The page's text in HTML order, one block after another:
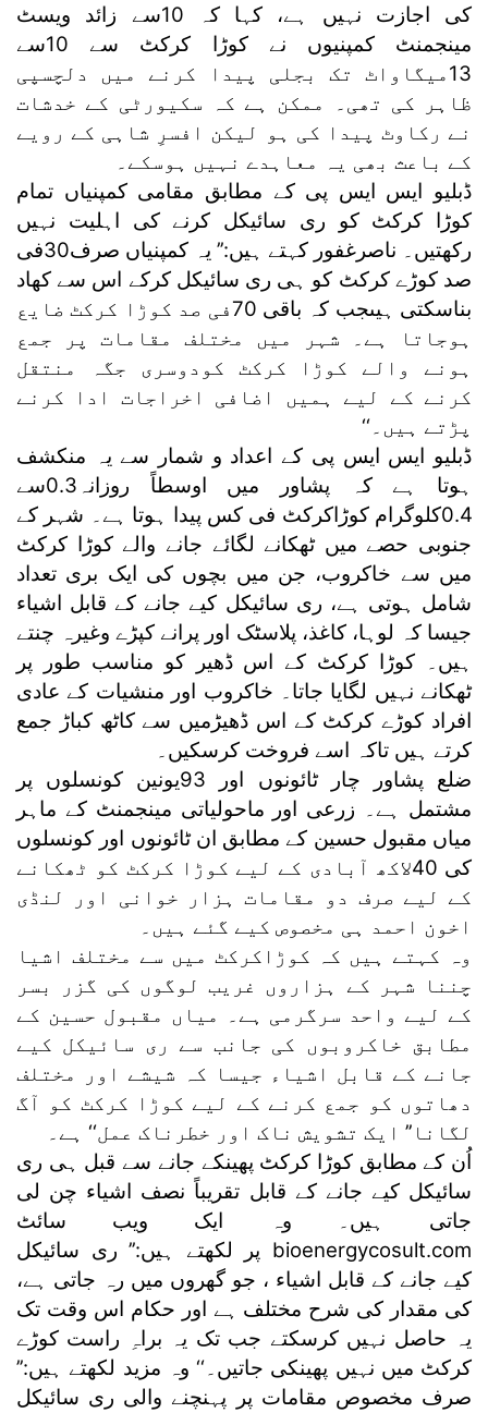
کی اجازت نہیں ہے، کہا کہ 10سے زائد ویسٹ
مینجمنٹ کمپنیوں نے کوڑا کرکٹ سے 10سے
13میگاواٹ تک بجلی پیدا کرنے میں دلچسپی
ظاہر کی تھی۔ ممکن ہے کہ سکیورٹی کے خدشات
نے رکاوٹ پیدا کی ہو لیکن افسرِ شاہی کے رویے
کے باعث بھی یہ معاہدے نہیں ہوسکے۔
ڈبلیو ایس ایس پی کے مطابق مقامی کمپنیاں تمام
کوڑا کرکٹ کو ری سائیکل کرنے کی اہلیت نہیں
رکھتیں۔ ناصرغفور کہتے ہیں:’’ یہ کمپنیاں صرف30فی
صد کوڑے کرکٹ کو ہی ری سائیکل کرکے اس سے کھاد
بناسکتی ہیںجب کہ باقی 70فی صد کوڑا کرکٹ ضایع
ہوجاتا ہے۔ شہر میں مختلف مقامات پر جمع
ہونے والے کوڑا کرکٹ کودوسری جگہ منتقل
کرنے کے لیے ہمیں اضافی اخراجات ادا کرنے
پڑتے ہیں۔‘‘
ڈبلیو ایس ایس پی کے اعداد و شمار سے یہ منکشف
ہوتا ہے کہ پشاور میں اوسطاً روزانہ0.3سے
0.4کلوگرام کوڑاکرکٹ فی کس پیدا ہوتا ہے۔ شہر کے
جنوبی حصے میں ٹھکانے لگائے جانے والے کوڑا کرکٹ
میں سے خاکروب، جن میں بچوں کی ایک بری تعداد
شامل ہوتی ہے، ری سائیکل کیے جانے کے قابل اشیاء
جیسا کہ لوہا، کاغذ، پلاسٹک اور پرانے کپڑے وغیرہ چنتے
ہیں۔ کوڑا کرکٹ کے اس ڈھیر کو مناسب طور پر
ٹھکانے نہیں لگایا جاتا۔ خاکروب اور منشیات کے عادی
افراد کوڑے کرکٹ کے اس ڈھیڑمیں سے کاٹھ کباڑ جمع
کرتے ہیں تاکہ اسے فروخت کرسکیں۔
ضلع پشاور چار ٹائونوں اور 93یونین کونسلوں پر
مشتمل ہے۔ زرعی اور ماحولیاتی مینجمنٹ کے ماہر
میاں مقبول حسین کے مطابق ان ٹائونوں اور کونسلوں
کی 40لاکھ آبادی کے لیے کوڑا کرکٹ کو ٹھکانے
کے لیے صرف دو مقامات ہزار خوانی اور لنڈی
اخون احمد ہی مخصوص کیے گئے ہیں۔
وہ کہتے ہیں کہ کوڑاکرکٹ میں سے مختلف اشیا
چننا شہر کے ہزاروں غریب لوگوں کی گزر بسر
کے لیے واحد سرگرمی ہے۔ میاں مقبول حسین کے
مطابق خاکروبوں کی جانب سے ری سائیکل کیے
جانے کے قابل اشیاء جیسا کہ شیشے اور مختلف
دھاتوں کو جمع کرنے کے لیے کوڑا کرکٹ کو آگ
لگانا’’ ایک تشویش ناک اور خطرناک عمل‘‘ ہے۔
اُن کے مطابق کوڑا کرکٹ پھینکے جانے سے قبل ہی ری
سائیکل کیے جانے کے قابل تقریباً نصف اشیاء چن لی
جاتی ہیں۔ وہ ایک ویب سائٹ
bioenergycosult.com پر لکھتے ہیں:’’ ری سائیکل
کیے جانے کے قابل اشیاء ، جو گھروں میں رہ جاتی ہے،
کی مقدار کی شرح مختلف ہے اور حکام اس وقت تک
یہ حاصل نہیں کرسکتے جب تک یہ براہِ راست کوڑے
کرکٹ میں نہیں پھینکی جاتیں۔‘‘ وہ مزید لکھتے ہیں:’’
صرف مخصوص مقامات پر پہنچنے والی ری سائیکل